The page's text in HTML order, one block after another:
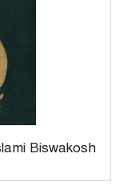
Biswakosh